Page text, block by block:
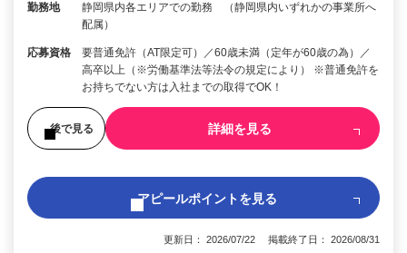
勤務地
静岡県内各エリアでの勤務 （静岡県内いずれかの事業所へ
配属）
応募資格
要普通免許（AT限定可）／60歳未満（定年が60歳の為）／
高卒以上（※労働基準法等法令の規定により） ※普通免許を
お持ちでない方は入社までの取得でOK！
後で見る 詳細を見る
アピールポイントを見る
更新日： 2026/07/22 掲載終了日： 2026/08/31